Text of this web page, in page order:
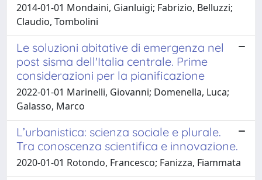
2014-01-01 Mondaini, Gianluigi; Fabrizio, Belluzzi;
Claudio, Tombolini
Le soluzioni abitative di emergenza nel
post sisma dell'Italia centrale. Prime
considerazioni per la pianificazione
2022-01-01 Marinelli, Giovanni; Domenella, Luca;
Galasso, Marco
L’urbanistica: scienza sociale e plurale.
Tra conoscenza scientifica e innovazione.
2020-01-01 Rotondo, Francesco; Fanizza, Fiammata